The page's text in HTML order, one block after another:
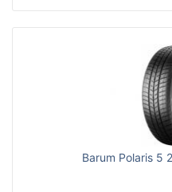
Barum Polaris 5